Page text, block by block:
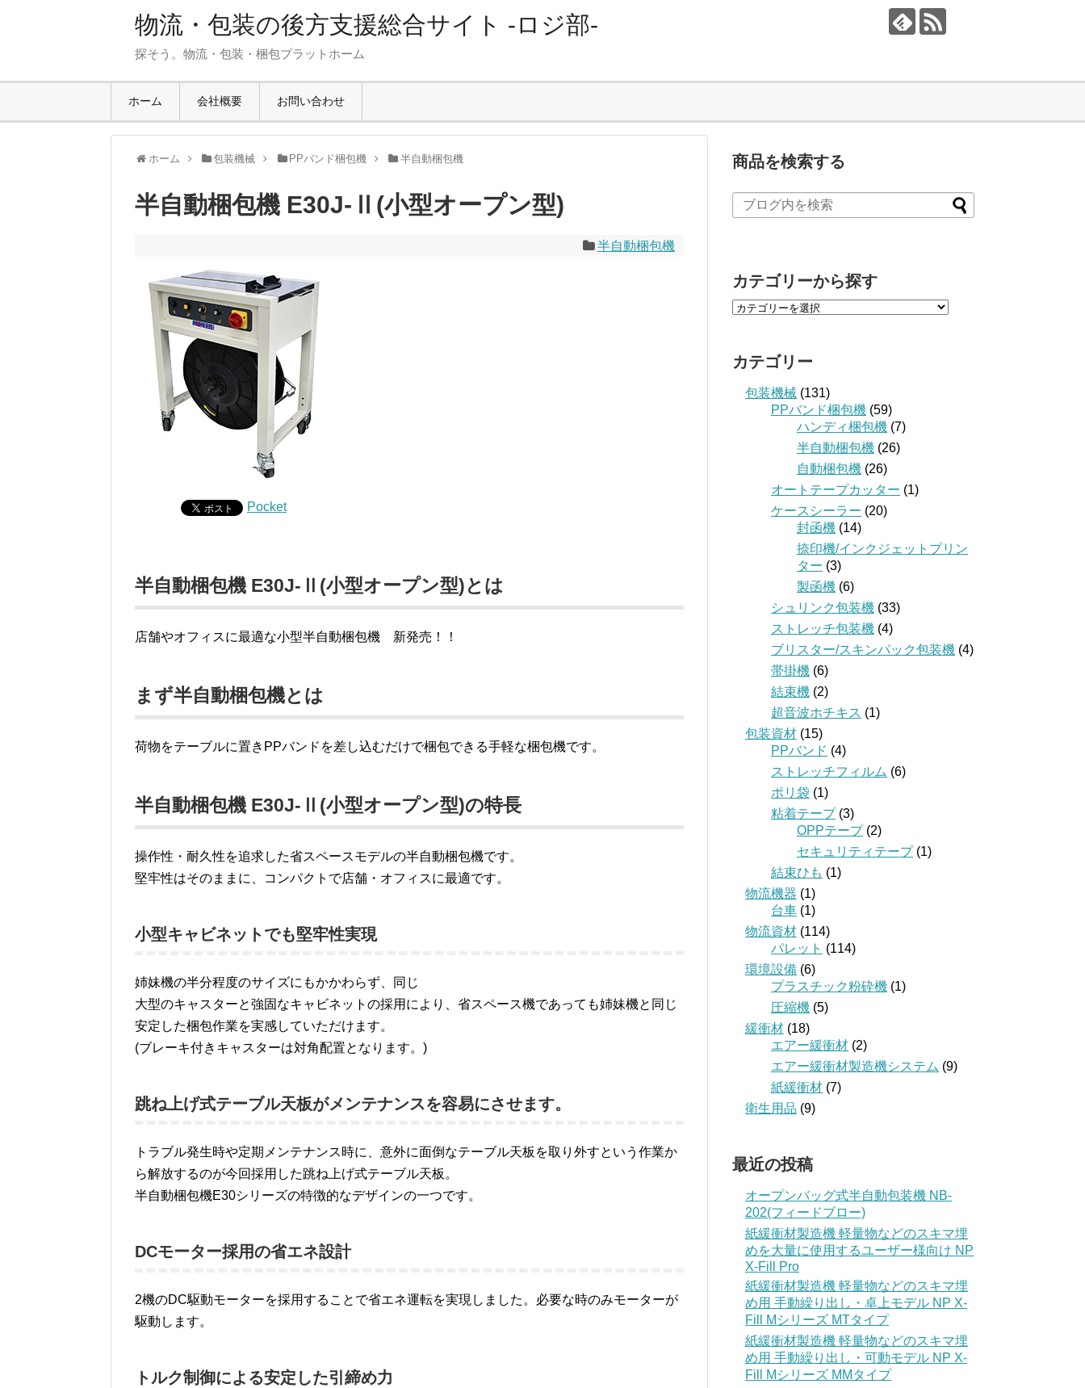
物流・包装の後方支援総合サイト -ロジ部-
探そう。物流・包装・梱包プラットホーム
ホーム 会社概要 お問い合わせ
ホーム 包装機械 PPバンド梱包機 半自動梱包機
半自動梱包機 E30J-Ⅱ(小型オープン型)
半自動梱包機
Pocket
半自動梱包機 E30J-Ⅱ(小型オープン型)とは
店舗やオフィスに最適な小型半自動梱包機 新発売！！
まず半自動梱包機とは
荷物をテーブルに置きPPバンドを差し込むだけで梱包できる手軽な梱包機です。
半自動梱包機 E30J-Ⅱ(小型オープン型)の特長
操作性・耐久性を追求した省スペースモデルの半自動梱包機です。
堅牢性はそのままに、コンパクトで店舗・オフィスに最適です。
小型キャビネットでも堅牢性実現
姉妹機の半分程度のサイズにもかかわらず、同じ
大型のキャスターと強固なキャビネットの採用により、省スペース機であっても姉妹機と同じ
安定した梱包作業を実感していただけます。
(ブレーキ付きキャスターは対角配置となります。)
跳ね上げ式テーブル天板がメンテナンスを容易にさせます。
トラブル発生時や定期メンテナンス時に、意外に面倒なテーブル天板を取り外すという作業か
ら解放するのが今回採用した跳ね上げ式テーブル天板。
半自動梱包機E30シリーズの特徴的なデザインの一つです。
DCモーター採用の省エネ設計
2機のDC駆動モーターを採用することで省エネ運転を実現しました。必要な時のみモーターが
駆動します。
トルク制御による安定した引締め力
商品を検索する
カテゴリーから探す
カテゴリー
包装機械 (131)
PPバンド梱包機 (59)
ハンディ梱包機 (7)
半自動梱包機 (26)
自動梱包機 (26)
オートテープカッター (1)
ケースシーラー (20)
封函機 (14)
捺印機/インクジェットプリン
ター (3)
製函機 (6)
シュリンク包装機 (33)
ストレッチ包装機 (4)
ブリスター/スキンパック包装機 (4)
帯掛機 (6)
結束機 (2)
超音波ホチキス (1)
包装資材 (15)
PPバンド (4)
ストレッチフィルム (6)
ポリ袋 (1)
粘着テープ(3)
OPPテープ(2)
セキュリティテープ(1)
結束ひも (1)
物流機器 (1)
台車 (1)
物流資材 (114)
パレット (114)
環境設備 (6)
プラスチック粉砕機 (1)
圧縮機 (5)
緩衝材 (18)
エアー緩衝材 (2)
エアー緩衝材製造機システム (9)
紙緩衝材 (7)
衛生用品 (9)
最近の投稿
オープンバッグ式半自動包装機 NB-
202(フィードブロー)
紙緩衝材製造機 軽量物などのスキマ埋
めを大量に使用するユーザー様向け NP
X-Fill Pro
紙緩衝材製造機 軽量物などのスキマ埋
め用 手動繰り出し・卓上モデル NP X-
Fill Mシリーズ MTタイプ
紙緩衝材製造機 軽量物などのスキマ埋
め用 手動繰り出し・可動モデル NP X-
Fill Mシリーズ MMタイプ